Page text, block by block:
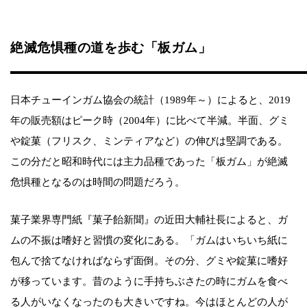
絶滅危惧種の道を歩む「板ガム」
日本チューインガム協会の統計（1989年～）によると、2019
年の販売額はピーク時（2004年）に比べて半減。半面、グミ
や錠菓（フリスク、ミンティアなど）の伸びは堅調である。
この分だと昭和時代には主力品種であった「板ガム」が絶滅
危惧種となるのは時間の問題だろう。
菓子業界専門紙『菓子飴新聞』の近田大輔社長によると、ガ
ムの不振は嗜好と習慣の変化にある。「ガムはいちいち紙に
包んで捨てなければならず面倒。その分、グミや錠菓に嗜好
が移っています。昔のように手持ちぶさたの時にガムを食べ
る人がいなくなったのも大きいですね。今はほとんどの人が